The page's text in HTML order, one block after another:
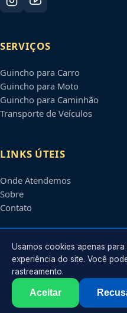
SERVIÇOS
Guincho para Carro
Guincho para Moto
Guincho para Caminhão
Transporte de Veículos
LINKS ÚTEIS
Onde Atendemos
Sobre
Contato
CONTATO
Atendimento em
2026 Mogi das Cruzes
Usamos cookies apenas
experiência do site. Você
rastreamento.
Aceitar